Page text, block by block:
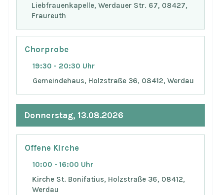
Liebfrauenkapelle, Werdauer Str. 67, 08427,
Fraureuth
Chorprobe
19:30 - 20:30 Uhr
Gemeindehaus, Holzstraße 36, 08412, Werdau
Donnerstag, 13.08.2026
Offene Kirche
10:00 - 16:00 Uhr
Kirche St. Bonifatius, Holzstraße 36, 08412,
Werdau